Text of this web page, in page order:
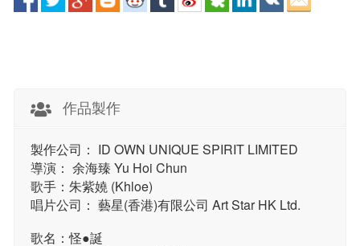
作品製作
製作公司： ID OWN UNIQUE SPIRIT LIMITED
導演： 余海臻 Yu Hoi Chun
歌手：朱紫嬈 (Khloe)
唱片公司： 藝星(香港)有限公司 Art Star HK Ltd.
歌名：怪●誕